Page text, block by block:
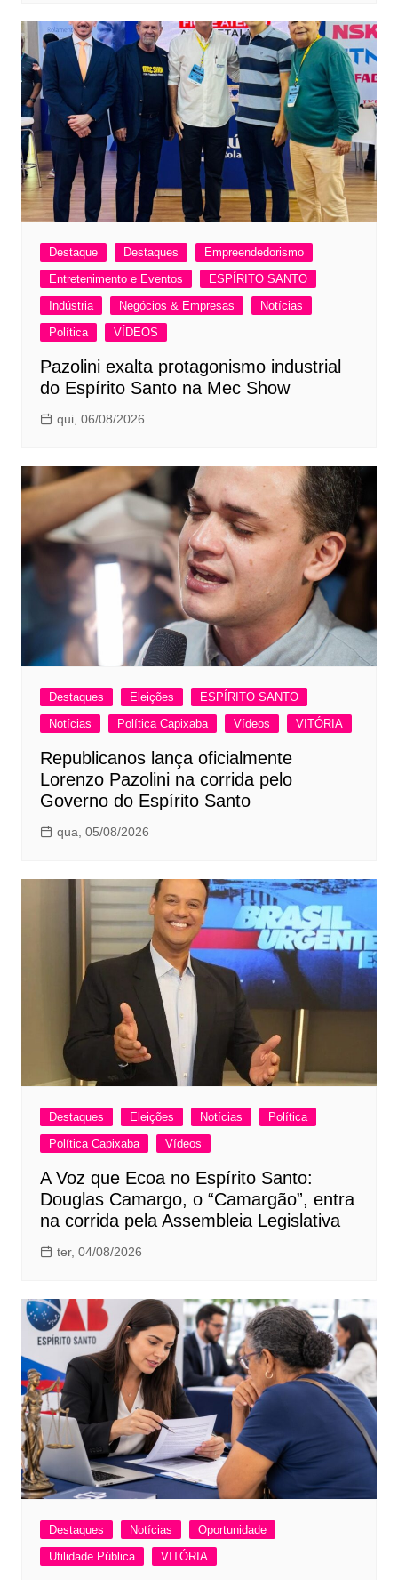
Destaque Destaques
Empreendedorismo
Entretenimento e Eventos
ESPÍRITO SANTO
Indústria
Negócios & Empresas
Notícias
Política
VÍDEOS
Pazolini exalta protagonismo industrial
do Espírito Santo na Mec Show
qui, 06/08/2026
Destaques Eleições
ESPÍRITO SANTO
Notícias
Política Capixaba Vídeos VITÓRIA
Republicanos lança oficialmente
Lorenzo Pazolini na corrida pelo
Governo do Espírito Santo
qua, 05/08/2026
Destaques Eleições Notícias
Política
Política Capixaba
Vídeos
A Voz que Ecoa no Espírito Santo:
Douglas Camargo, o “Camargão”, entra
na corrida pela Assembleia Legislativa
ter, 04/08/2026
Destaques Notícias
Oportunidade
Utilidade Pública
VITÓRIA